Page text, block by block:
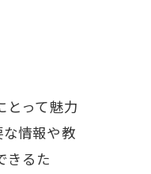
とって魅力
情報や教
きるた